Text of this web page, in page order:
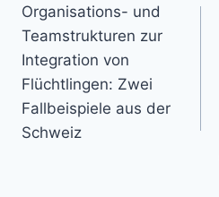
Organisations- und
Teamstrukturen zur
Integration von
Flüchtlingen: Zwei
Fallbeispiele aus der
Schweiz